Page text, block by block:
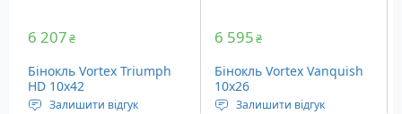
6 207₴
Бінокль Vortex Triumph
HD 10x42
Залишити відгук
6 595₴
Бінокль Vortex Vanquish
10x26
Залишити відгук